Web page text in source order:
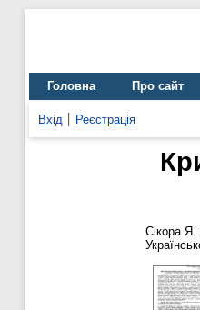
Головна Про сайт
Вхід Реєстрація
Сікора Я.